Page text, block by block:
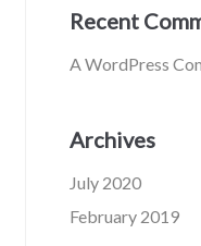
Recent
A WordPress
Archives
July 2020
February 2019